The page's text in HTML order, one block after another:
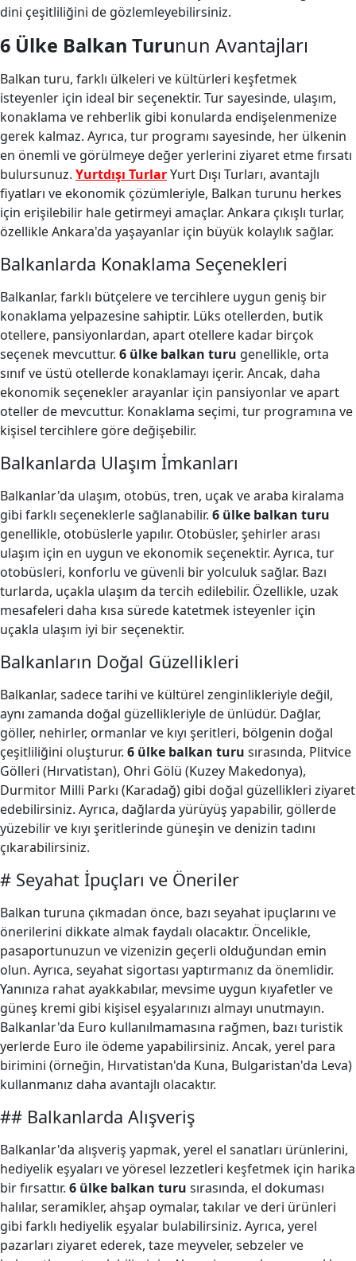
dini çeşitliliğini de gözlemleyebilirsiniz.
6 Ülke Balkan Turunun Avantajları
Balkan turu, farklı ülkeleri ve kültürleri keşfetmek
isteyenler için ideal bir seçenektir. Tur sayesinde, ulaşım,
konaklama ve rehberlik gibi konularda endişelenmenize
gerek kalmaz. Ayrıca, tur programı sayesinde, her ülkenin
en önemli ve görülmeye değer yerlerini ziyaret etme fırsatı
bulursunuz. Yurtdışı TurlarYurt Dışı Turları, avantajlı
fiyatları ve ekonomik çözümleriyle, Balkan turunu herkes
için erişilebilir hale getirmeyi amaçlar. Ankara çıkışlı turlar,
özellikle Ankara'da yaşayanlar için büyük kolaylık sağlar.
Balkanlarda Konaklama Seçenekleri
Balkanlar, farklı bütçelere ve tercihlere uygun geniş bir
konaklama yelpazesine sahiptir. Lüks otellerden, butik
otellere, pansiyonlardan, apart otellere kadar birçok
seçenek mevcuttur. 6 ülke balkan turu genellikle, orta
sınıf ve üstü otellerde konaklamayı içerir. Ancak, daha
ekonomik seçenekler arayanlar için pansiyonlar ve apart
oteller de mevcuttur. Konaklama seçimi, tur programına ve
kişisel tercihlere göre değişebilir.
Balkanlarda Ulaşım İmkanları
Balkanlar'da ulaşım, otobüs, tren, uçak ve araba kiralama
gibi farklı seçeneklerle sağlanabilir. 6 ülke balkan turu
genellikle, otobüslerle yapılır. Otobüsler, şehirler arası
ulaşım için en uygun ve ekonomik seçenektir. Ayrıca, tur
otobüsleri, konforlu ve güvenli bir yolculuk sağlar. Bazı
turlarda, uçakla ulaşım da tercih edilebilir. Özellikle, uzak
mesafeleri daha kısa sürede katetmek isteyenler için
uçakla ulaşım iyi bir seçenektir.
Balkanların Doğal Güzellikleri
Balkanlar, sadece tarihi ve kültürel zenginlikleriyle değil,
aynı zamanda doğal güzellikleriyle de ünlüdür. Dağlar,
göller, nehirler, ormanlar ve kıyı şeritleri, bölgenin doğal
çeşitliliğini oluşturur. 6 ülke balkan turu sırasında, Plitvice
Gölleri (Hırvatistan), Ohri Gölü (Kuzey Makedonya),
Durmitor Milli Parkı (Karadağ) gibi doğal güzellikleri ziyaret
edebilirsiniz. Ayrıca, dağlarda yürüyüş yapabilir, göllerde
yüzebilir ve kıyı şeritlerinde güneşin ve denizin tadını
çıkarabilirsiniz.
# Seyahat İpuçları ve Öneriler
Balkan turuna çıkmadan önce, bazı seyahat ipuçlarını ve
önerilerini dikkate almak faydalı olacaktır. Öncelikle,
pasaportunuzun ve vizenizin geçerli olduğundan emin
olun. Ayrıca, seyahat sigortası yaptırmanız da önemlidir.
Yanınıza rahat ayakkabılar, mevsime uygun kıyafetler ve
güneş kremi gibi kişisel eşyalarınızı almayı unutmayın.
Balkanlar'da Euro kullanılmamasına rağmen, bazı turistik
yerlerde Euro ile ödeme yapabilirsiniz. Ancak, yerel para
birimini (örneğin, Hırvatistan'da Kuna, Bulgaristan'da Leva)
kullanmanız daha avantajlı olacaktır.
## Balkanlarda Alışveriş
Balkanlar'da alışveriş yapmak, yerel el sanatları ürünlerini,
hediyelik eşyaları ve yöresel lezzetleri keşfetmek için harika
bir fırsattır. 6 ülke balkan turu sırasında, el dokuması
halılar, seramikler, ahşap oymalar, takılar ve deri ürünleri
gibi farklı hediyelik eşyalar bulabilirsiniz. Ayrıca, yerel
pazarları ziyaret ederek, taze meyveler, sebzeler ve